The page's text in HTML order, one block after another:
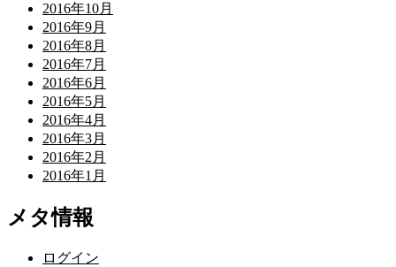
2016年10月
2016年9月
2016年8月
2016年7月
2016年6月
2016年5月
2016年4月
2016年3月
2016年2月
2016年1月
メタ情報
ログイン